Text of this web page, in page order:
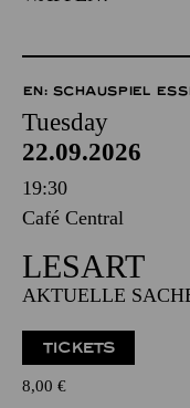
EN: SCHAUSPIEL
Tuesday
22.09.2026
19:30
Café Central
LESART
AKTUELLE
TICKETS
8,00 €